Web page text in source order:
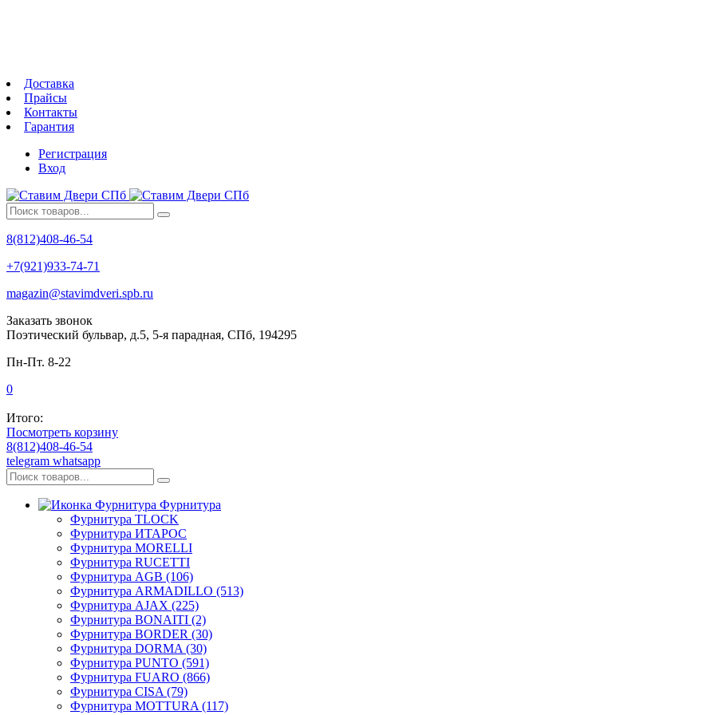
Доставка
Прайсы
Контакты
Гарантия
Регистрация
Вход
8(812)408-46-54
+7(921)933-74-71
magazin@stavimdveri.spb.ru
Заказать звонок
Поэтический бульвар, д.5, 5-я парадная, СПб, 194295
Пн-Пт. 8-22
0
Итого:
Посмотреть корзину
8(812)408-46-54
telegram whatsapp
Фурнитура
Фурнитура TLOCK
Фурнитура ИТАРОС
Фурнитура MORELLI
Фурнитура RUCETTI
Фурнитура AGB (106)
Фурнитура ARMADILLO (513)
Фурнитура AJAX (225)
Фурнитура BONAITI (2)
Фурнитура BORDER (30)
Фурнитура DORMA (30)
Фурнитура PUNTO (591)
Фурнитура FUARO (866)
Фурнитура CISA (79)
Фурнитура MOTTURA (117)